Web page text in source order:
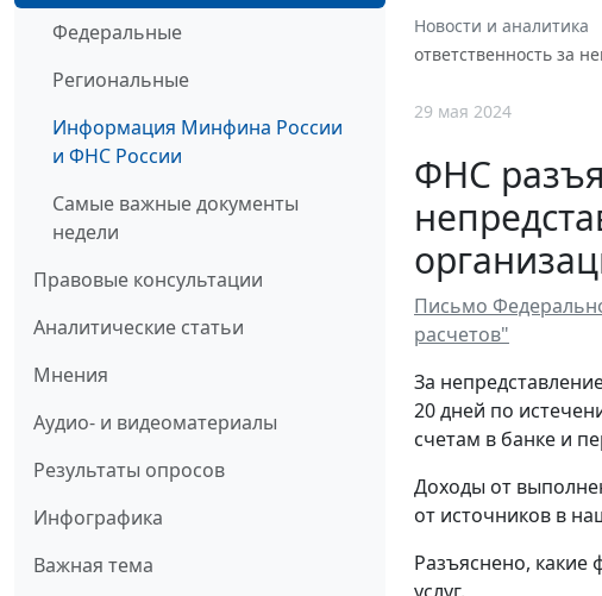
Федеральные
Региональные
Информация Минфина России
и ФНС России
Самые важные документы
недели
Правовые консультации
Аналитические статьи
Мнения
Аудио- и видеоматериалы
Результаты опросов
Инфографика
Важная тема
Новости и аналитика
ответственность за
29 мая 2024
ФНС
Письмо
расчетов"
За
20 дней по
счетам в банке и
Доходы от
от источников в
Разъяснено, какие